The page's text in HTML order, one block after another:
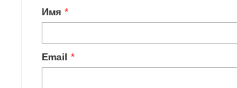
Имя *
Email *